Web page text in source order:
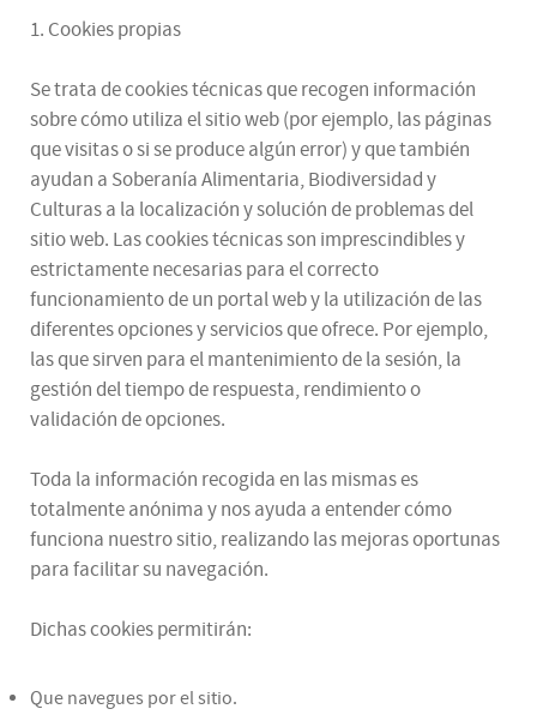
1. Cookies propias
Se trata de cookies técnicas que recogen información
sobre cómo utiliza el sitio web (por ejemplo, las páginas
que visitas o si se produce algún error) y que también
ayudan a Soberanía Alimentaria, Biodiversidad y
Culturas a la localización y solución de problemas del
sitio web. Las cookies técnicas son imprescindibles y
estrictamente necesarias para el correcto
funcionamiento de un portal web y la utilización de las
diferentes opciones y servicios que ofrece. Por ejemplo,
las que sirven para el mantenimiento de la sesión, la
gestión del tiempo de respuesta, rendimiento o
validación de opciones.
Toda la información recogida en las mismas es
totalmente anónima y nos ayuda a entender cómo
funciona nuestro sitio, realizando las mejoras oportunas
para facilitar su navegación.
Dichas cookies permitirán:
Que navegues por el sitio.